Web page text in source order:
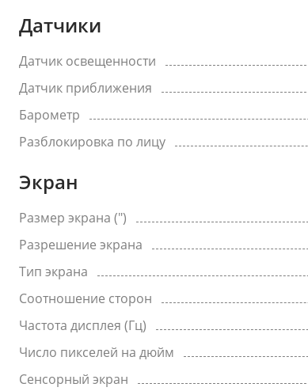
Датчики
Датчик освещенности
Датчик приближения
Барометр
Разблокировка по лицу
Экран
Размер экрана (")
Разрешение экрана
Тип экрана
Соотношение сторон
Частота дисплея (Гц)
Число пикселей на дюйм
Сенсорный экран